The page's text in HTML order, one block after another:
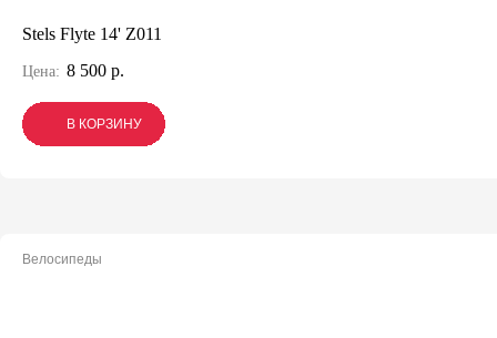
Stels Flyte 14' Z011
Цена: 8 500 р.
В КОРЗИНУ
В КОРЗИНУ
В КОРЗИНУ
Велосипеды